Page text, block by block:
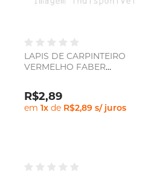
LAPIS DE CARPINTEIRO
VERMELHO FABER
R$2,89
em1x de R$2,89 s/ juros